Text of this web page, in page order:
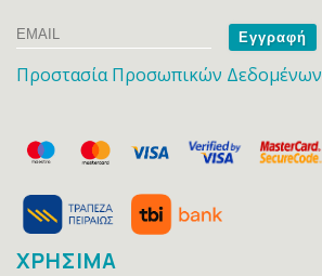
Email
Name
Προστασία Προσωπικών Δεδομένων
ΧΡΗΣΙΜΑ